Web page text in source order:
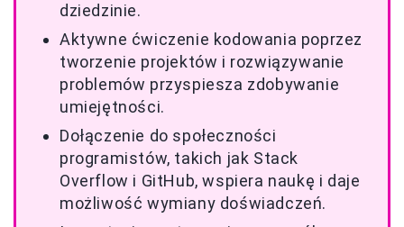
dziedzinie.
Aktywne ćwiczenie kodowania poprzez
tworzenie projektów i rozwiązywanie
problemów przyspiesza zdobywanie
umiejętności.
Dołączenie do społeczności
programistów, takich jak Stack
Overflow i GitHub, wspiera naukę i daje
możliwość wymiany doświadczeń.